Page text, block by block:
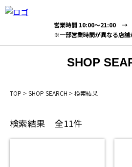
営業時間 10:00～21:00 →
※一部営業時間が異なる店舗
SHOP
TOP > SHOP SEARCH > 検索結果
検索結果 全11件